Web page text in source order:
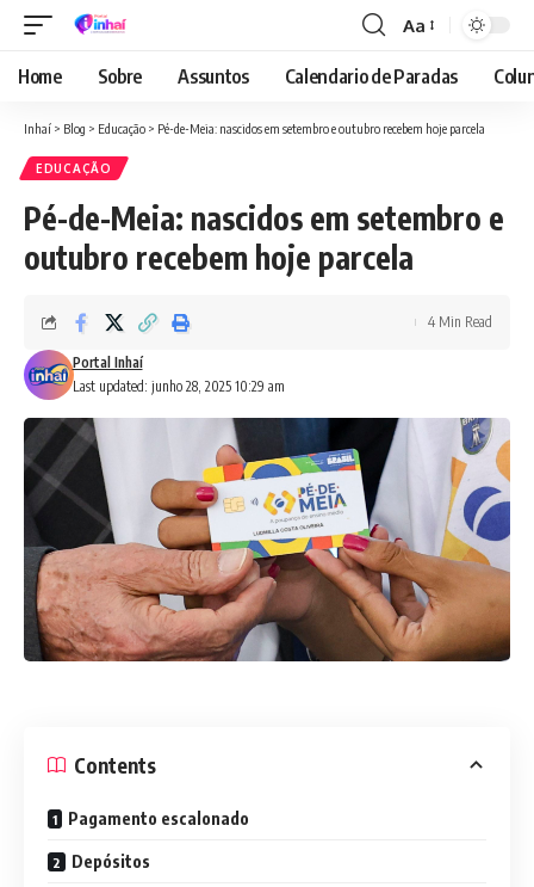
Font
Resizer
Aa
Home Sobre Assuntos Calendario de Paradas
Inhaí > Blog > Educação > Pé-de-Meia: nascidos em setembro e outubro recebem hoje parcela
EDUCAÇÃO
Pé-de-Meia: nascidos em setembro e
outubro recebem hoje parcela
Last updated: junho 28, 2025 10:29 am
Portal Inhaí
4 Min Read
Contents
Pagamento escalonado
Depósitos